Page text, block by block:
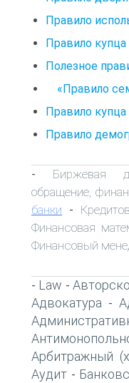
Правило
Правило
Полезное
«Правило
Правило
Правило
- Биржевая
обращение,
банки -
Финансовая
Финансовый
- Law -
Адвокатура -
Арбитражный
Аудит -